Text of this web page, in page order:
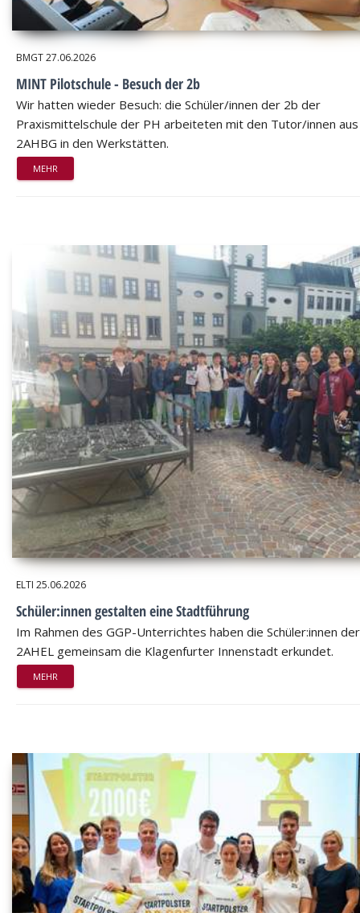
BMGT27.06.2026
MINT Pilotschule - Besuch der 2b
Wir hatten wieder Besuch: die Schüler/innen der 2b der
Praxismittelschule der PH arbeiteten mit den Tutor/innen
2AHBG in den Werkstätten.
MEHR
ELTI 25.06.2026
Schüler:innen gestalten eine Stadtführung
Im Rahmen des GGP-Unterrichtes haben die Schüler:innen der
2AHEL gemeinsam die Klagenfurter Innenstadt erkundet.
MEHR